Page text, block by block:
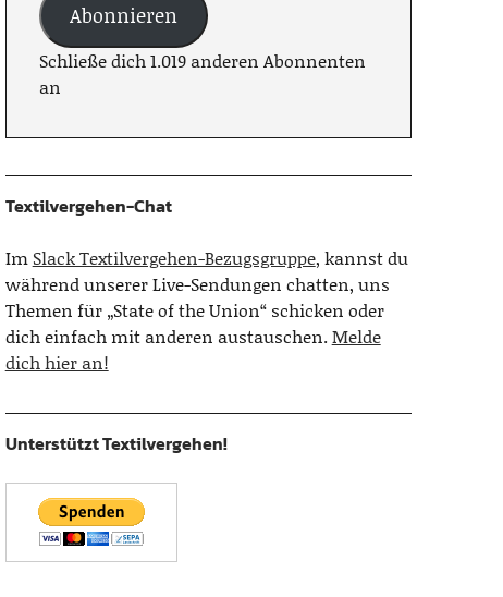
Abonnieren
Schließe dich 1.019 anderen Abonnenten
an
Textilvergehen-Chat
Im Slack Textilvergehen-Bezugsgruppe, kannst du
während unserer Live-Sendungen chatten, uns
Themen für „State of the Union“ schicken oder
dich einfach mit anderen austauschen.Melde
dich hier an!
Unterstützt Textilvergehen!